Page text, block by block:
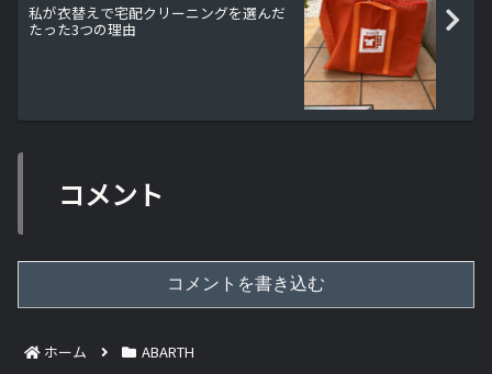
私が衣替えで宅配クリーニングを選んだ
たった3つの理由
コメント
コメントを書き込む
ホーム ABARTH